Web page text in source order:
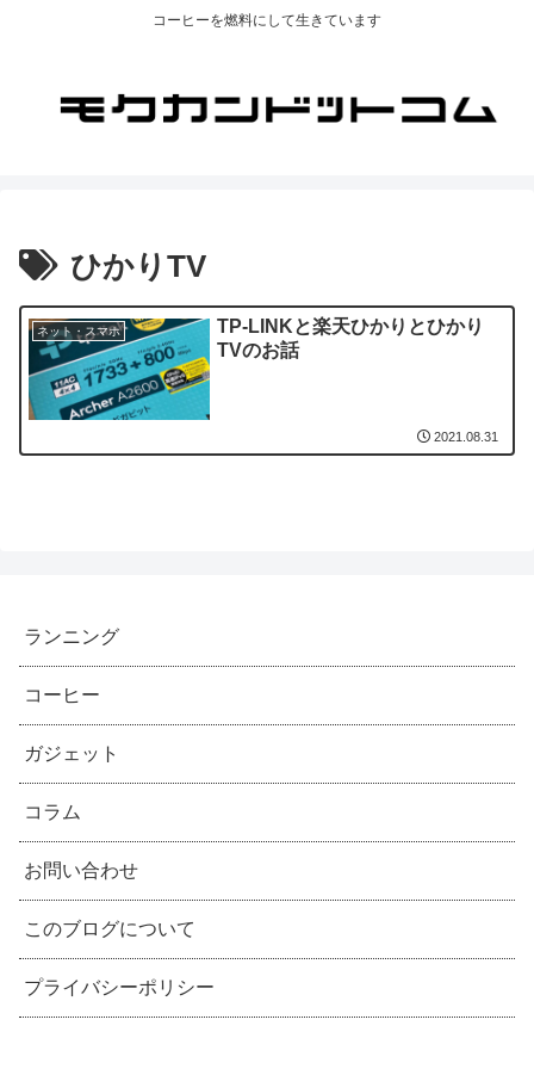
コーヒーを燃料にして生きています
ひかりTV
ネット・スマホ
TP-LINKと楽天ひかりとひかり
TVのお話
2021.08.31
ランニング
コーヒー
ガジェット
コラム
お問い合わせ
このブログについて
プライバシーポリシー